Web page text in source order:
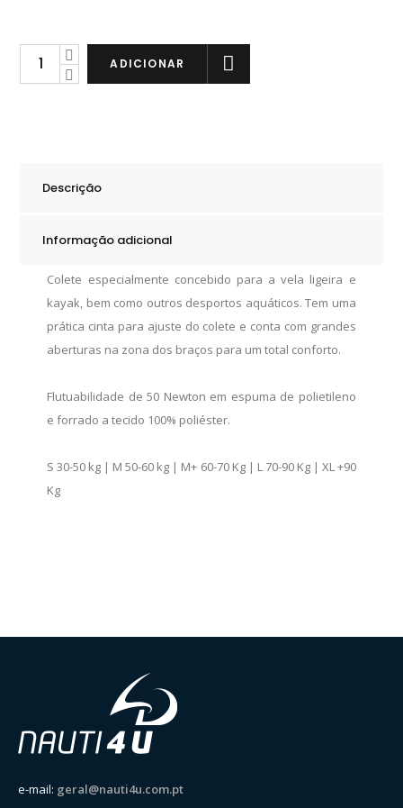
Plastimo
ADICIONAR
Descrição
Informação adicional
Colete especialmente concebido para a vela ligeira e
kayak, bem como outros desportos aquáticos. Tem uma
prática cinta para ajuste do colete e conta com grandes
aberturas na zona dos braços para um total conforto.
Flutuabilidade de 50 Newton em espuma de polietileno
e forrado a tecido 100% poliéster.
S 30-50 kg | M 50-60 kg | M+ 60-70 Kg | L 70-90 Kg | XL +90
Kg
e-mail: geral@nauti4u.com.pt